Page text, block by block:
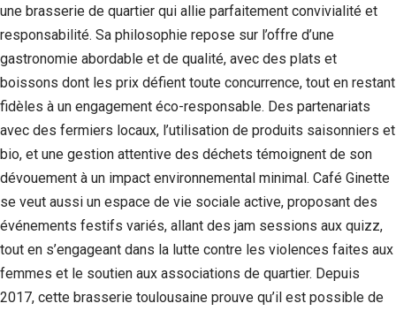
une brasserie de quartier qui allie parfaitement convivialité et
responsabilité. Sa philosophie repose sur l’offre d’une
gastronomie abordable et de qualité, avec des plats et
boissons dont les prix défient toute concurrence, tout en restant
fidèles à un engagement éco-responsable. Des partenariats
avec des fermiers locaux, l’utilisation de produits saisonniers et
bio, et une gestion attentive des déchets témoignent de son
dévouement à un impact environnemental minimal. Café Ginette
se veut aussi un espace de vie sociale active, proposant des
événements festifs variés, allant des jam sessions aux quizz,
tout en s’engageant dans la lutte contre les violences faites aux
femmes et le soutien aux associations de quartier. Depuis
2017, cette brasserie toulousaine prouve qu’il est possible de